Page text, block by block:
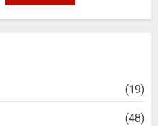
(19)
(48)